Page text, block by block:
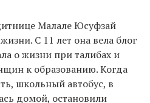
Малале Юсуфзай
С 11 лет она вела блог
о жизни при талибах и
к образованию. Когда
школьный автобус, в
домой, остановили